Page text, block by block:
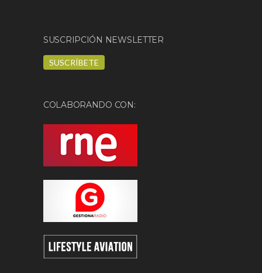
SUSCRIPCIÓN NEWSLETTER
SUSCRÍBETE
COLABORANDO CON: